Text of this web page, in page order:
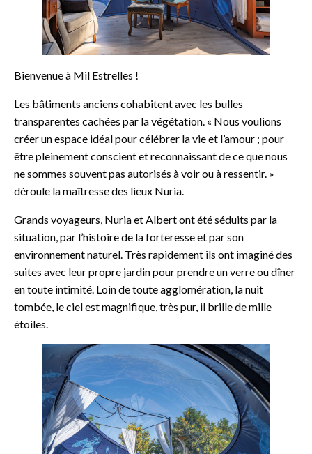
Bienvenue à Mil Estrelles !
Les bâtiments anciens cohabitent avec les bulles
transparentes cachées par la végétation. « Nous voulions
créer un espace idéal pour célébrer la vie et l’amour ; pour
être pleinement conscient et reconnaissant de ce que nous
ne sommes souvent pas autorisés à voir ou à ressentir. »
déroule la maîtresse des lieux Nuria.
Grands voyageurs, Nuria et Albert ont été séduits par la
situation, par l’histoire de la forteresse et par son
environnement naturel. Très rapidement ils ont imaginé des
suites avec leur propre jardin pour prendre un verre ou dîner
en toute intimité. Loin de toute agglomération, la nuit
tombée, le ciel est magnifique, très pur, il brille de mille
étoiles.